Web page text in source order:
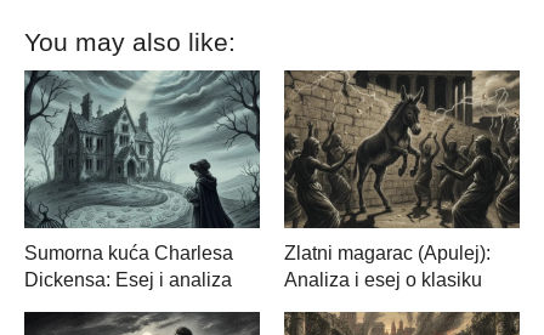
You may also like:
Sumorna kuća Charlesa
Dickensa: Esej i analiza
Zlatni magarac (Apulej):
Analiza i esej o klasiku